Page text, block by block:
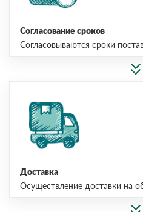
Согласование сроков
Согласовываются сроки
Доставка
Осуществление доставки на